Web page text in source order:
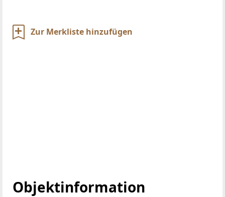
Zur Merkliste hinzufügen
Objektinformation